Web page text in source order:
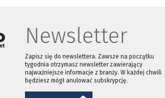
Newsletter
Zapisz się do newslettera. Zawsze na początku
tygodnia otrzymasz newsletter zawierający
najważniejsze informacje z branży. W każdej chwili
będziesz mógł anulować subskrypcję.